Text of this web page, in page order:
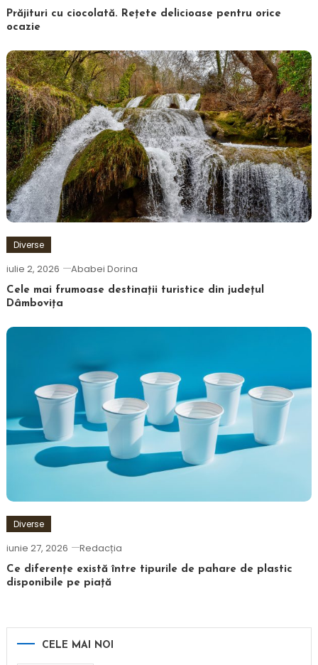
Prăjituri cu ciocolată. Rețete delicioase pentru orice
ocazie
Diverse
iulie 2, 2026 Ababei Dorina
Cele mai frumoase destinații turistice din județul
Dâmbovița
Diverse
iunie 27, 2026 Redacția
Ce diferențe există între tipurile de pahare de plastic
disponibile pe piață
CELE MAI NOI